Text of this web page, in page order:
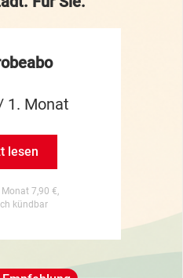
Monat
lesen
7,90 €,
kündbar